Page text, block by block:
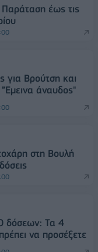
Παράταση έως τις
για Βρούτση και
άναυδος"
στη Βουλή
δόσεων: Τα 4
να προσέξετε